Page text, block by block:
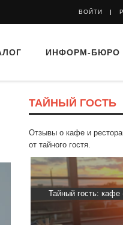
ВОЙТИ
ИНФОРМ-БЮРО
ТАЙНЫЙ ГОСТЬ
Отзывы о кафе и
от тайного гостя.
Тайный гость: кафе